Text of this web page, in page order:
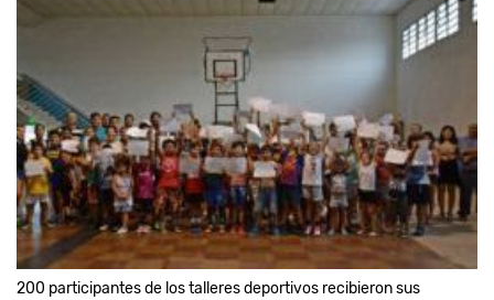
200 participantes de los talleres deportivos recibieron sus